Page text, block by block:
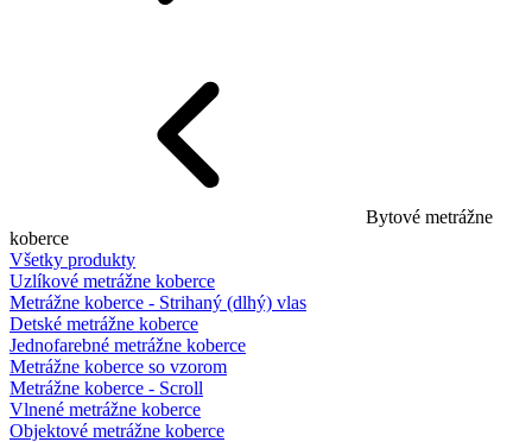
Bytové metrážne
koberce
Všetky produkty
Uzlíkové metrážne koberce
Metrážne koberce - Strihaný (dlhý) vlas
Detské metrážne koberce
Jednofarebné metrážne koberce
Metrážne koberce so vzorom
Metrážne koberce - Scroll
Vlnené metrážne koberce
Objektové metrážne koberce